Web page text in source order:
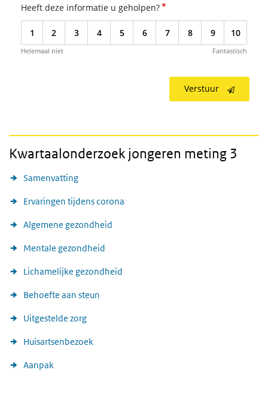
Heeft deze informatie u geholpen?*
1 2 3 4 5 6 7 8 9 10
Helemaal niet Fantastisch
Verstuur
Kwartaalonderzoek jongeren meting 3
Samenvatting
Ervaringen tijdens corona
Algemene gezondheid
Mentale gezondheid
Lichamelijke gezondheid
Behoefte aan steun
Uitgestelde zorg
Huisartsenbezoek
Aanpak